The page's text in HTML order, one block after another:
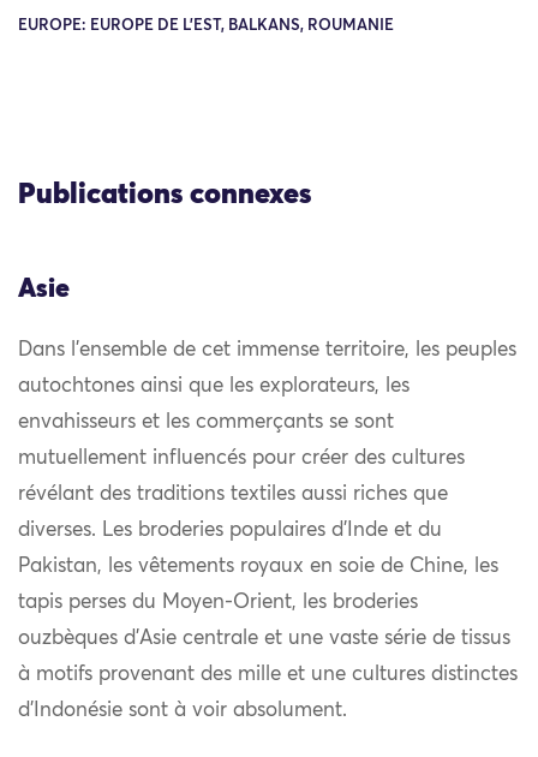
EUROPE: EUROPE DE L'EST, BALKANS, ROUMANIE
Publications connexes
Asie
Dans l’ensemble de cet immense territoire, les peuples
autochtones ainsi que les explorateurs, les
envahisseurs et les commerçants se sont
mutuellement influencés pour créer des cultures
révélant des traditions textiles aussi riches que
diverses. Les broderies populaires d’Inde et du
Pakistan, les vêtements royaux en soie de Chine, les
tapis perses du Moyen-Orient, les broderies
ouzbèques d’Asie centrale et une vaste série de tissus
à motifs provenant des mille et une cultures distinctes
d’Indonésie sont à voir absolument.